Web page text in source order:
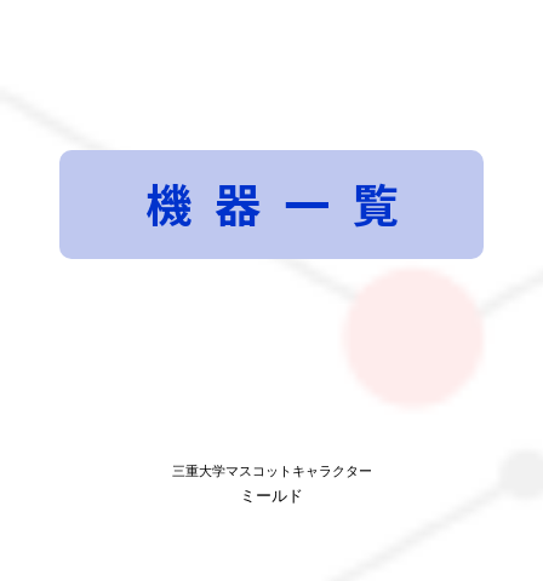
機器一覧
三重大学マスコットキャラクター
ミールド